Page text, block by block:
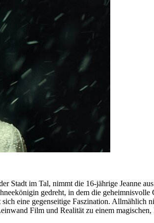
Stadt im Tal, nimmt die 16-jährige Jeanne
gedreht, in dem die
eine gegenseitige Faszination. Allmählich
Film und Realität zu einem